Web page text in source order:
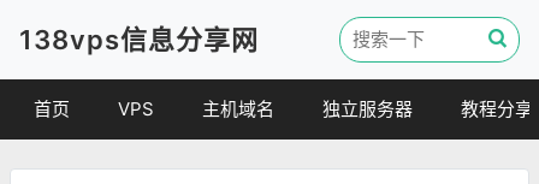
138vps信息分享网
首页 VPS 主机域名 独立服务器 教程分享